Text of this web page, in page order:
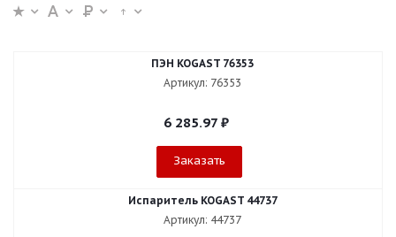
ПЭН KOGAST 76353
Артикул: 76353
6 285.97₽
Заказать
Испаритель KOGAST 44737
Артикул: 44737